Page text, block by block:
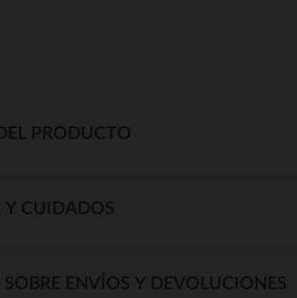
PRODUCTO
CUIDADOS
ENVÍOS Y DEVOLUCIONES